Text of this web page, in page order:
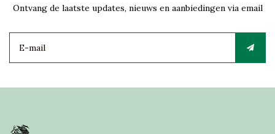
Ontvang de laatste updates, nieuws en aanbiedingen via email